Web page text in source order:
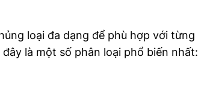
loại đa dạng để phù hợp với từng
là một số phân loại phổ biến nhất: